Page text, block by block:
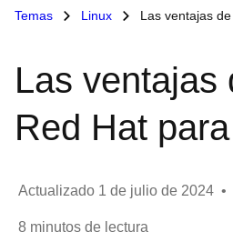
Temas Linux Las ventajas
Las ventajas
Red Hat
Actualizado 1 de julio de 2024 •
8 minutos de lectura